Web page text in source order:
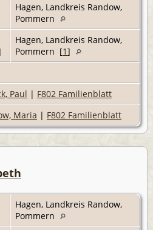
Hagen, Landkreis Randow,
Pommern
Hagen, Landkreis Randow,
Pommern [1]
Paul | F802 Familienblatt
Maria | F802 Familienblatt
Hagen, Landkreis Randow,
Pommern